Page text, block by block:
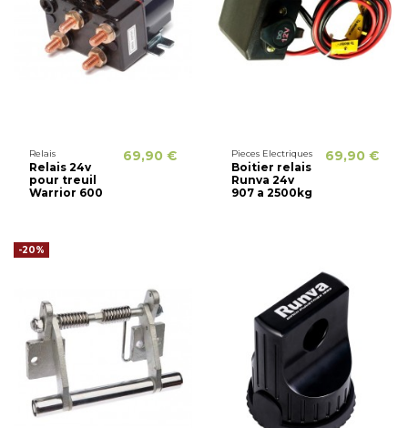
Relais
Relais 24v
pour treuil
Warrior 600
69,90 € Pieces Electriques
Boitier relais
Runva 24v
907 a 2500kg
69,90 €
-20%